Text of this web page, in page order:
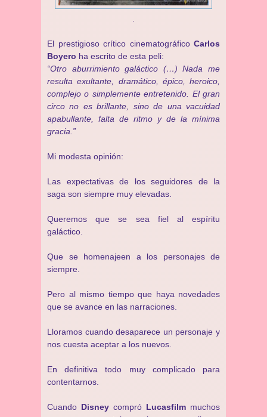
El prestigioso crítico cinematográfico Carlos
Boyero ha escrito de esta peli:
“Otro aburrimiento galáctico (…) Nada me
resulta exultante, dramático, épico, heroico,
complejo o simplemente entretenido. El gran
circo no es brillante, sino de una vacuidad
apabullante, falta de ritmo y de la mínima
gracia.”
Mi modesta opinión:
Las expectativas de los seguidores de la
saga son siempre muy elevadas.
Queremos que se sea fiel al espíritu
galáctico.
Que se homenajeen a los personajes de
siempre.
Pero al mismo tiempo que haya novedades
que se avance en las narraciones.
Lloramos cuando desaparece un personaje y
nos cuesta aceptar a los nuevos.
En definitiva todo muy complicado para
contentarnos.
Cuando Disney compró Lucasfilm muchos